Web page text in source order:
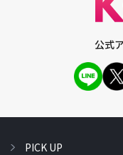
公式
PICK UP